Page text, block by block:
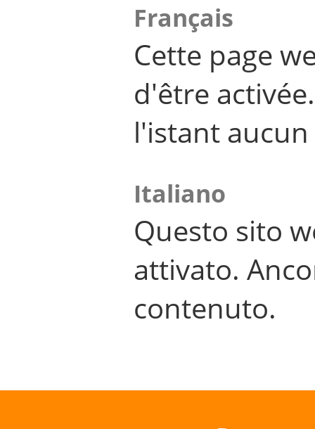
Français
Cette page
d'être
l'istant
Italiano
Questo sito
attivato.
contenuto.